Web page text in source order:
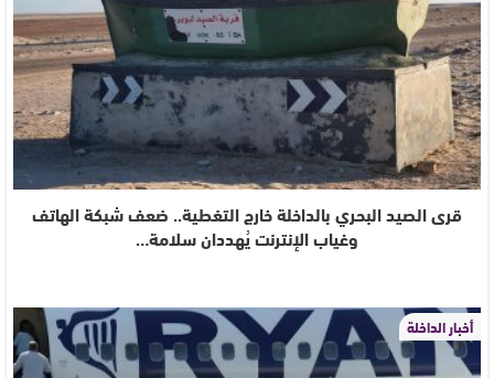
قرى الصيد البحري بالداخلة خارج التغطية.. ضعف شبكة الهاتف
وغياب الإنترنت يُهددان سلامة…
أخبار الداخلة